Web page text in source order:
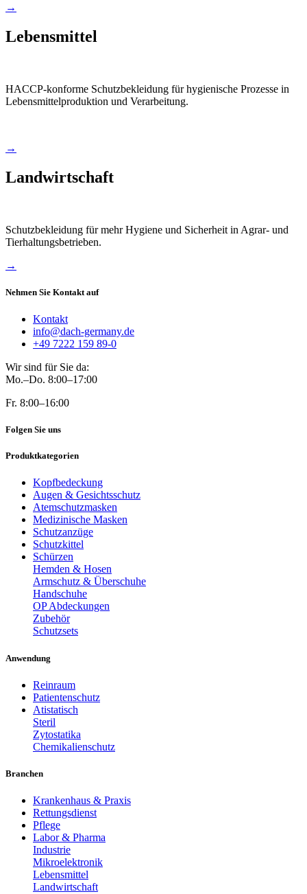
→
Lebensmittel
HACCP-konforme Schutzbekleidung für hygienische Prozesse in
Lebensmittelproduktion und Verarbeitung.
→
Landwirtschaft
Schutzbekleidung für mehr Hygiene und Sicherheit in Agrar- und
Tierhaltungsbetrieben.
→
Nehmen Sie Kontakt auf
Kontakt
info@dach-germany.de
+49 7222 159 89-0
Wir sind für Sie da:
Mo.–Do. 8:00–17:00
Fr. 8:00–16:00
Folgen Sie uns
Produktkategorien
Kopfbedeckung
Augen & Gesichtsschutz
Atemschutzmasken
Medizinische Masken
Schutzanzüge
Schutzkittel
Schürzen
Hemden & Hosen
Armschutz & Überschuhe
Handschuhe
OP Abdeckungen
Zubehör
Schutzsets
Anwendung
Reinraum
Patientenschutz
Atistatisch
Steril
Zytostatika
Chemikalienschutz
Branchen
Krankenhaus & Praxis
Rettungsdienst
Pflege
Labor & Pharma
Industrie
Mikroelektronik
Lebensmittel
Landwirtschaft